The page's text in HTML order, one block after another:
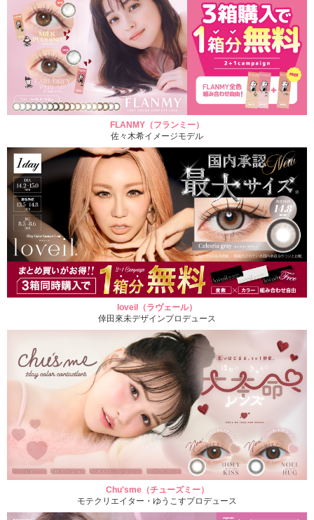
FLANMY（フランミー）
佐々木希イメージモデル
loveil（ラヴェール）
倖田來未デザインプロデュース
Chu'sme（チューズミー）
モテクリエイター・ゆうこすプロデュース